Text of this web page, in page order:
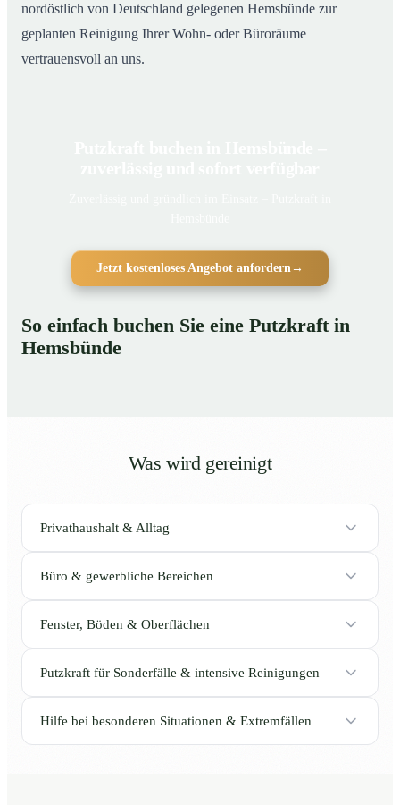
nordöstlich von Deutschland gelegenen Hemsbünde zur
geplanten Reinigung Ihrer Wohn- oder Büroräume
vertrauensvoll an uns.
Jetzt kostenloses Angebot anfordern→
So einfach buchen Sie eine Putzkraft in
Hemsbünde
Was wird gereinigt
Privathaushalt & Alltag
Büro & gewerbliche Bereichen
Fenster, Böden & Oberflächen
Putzkraft für Sonderfälle & intensive Reinigungen
Hilfe bei besonderen Situationen & Extremfällen